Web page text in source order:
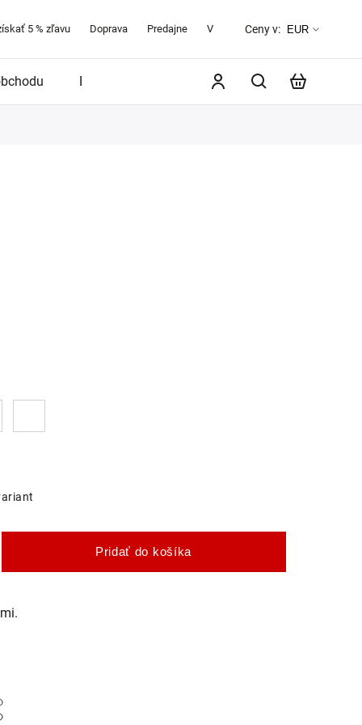
5 % zľavu Doprava Predajne Veľkostná tabuľka O značke
Ceny v: EUR
Blog
Pridať do košíka